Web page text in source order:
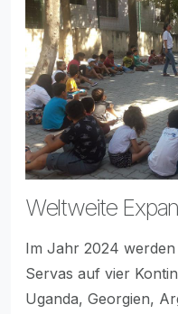
Weltweite
Im Jahr 2024
Servas auf vier
Uganda, Georgien,